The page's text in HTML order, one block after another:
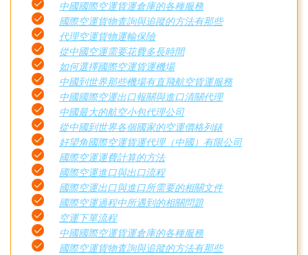
中國國際空運貨運倉庫的各種服務
國際空運貨物査詢與追蹤的方法有那些
代理空運貨物運輸保險
從中國空運需要花費多長時間
如何選擇國際空運貨運機場
中國到世界那些機場有直飛航空貨運服務
中國國際空運出口報關與進口清關代理
中國最大的航空小包代理公司
從中國到世界各個國家的空運價格列錶
好望角國際空運貨運代理（中國）有限公司
國際空運運費計算的方法
國際空運進口與出口流程
國際空運出口與進口所需要的相關文件
國際空運過程中所遇到的相關問題
空運下單流程
中國國際空運貨運倉庫的各種服務
國際空運貨物査詢與追蹤的方法有那些